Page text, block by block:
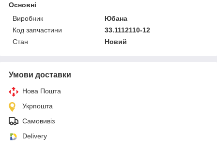
Основні
Виробник
Юбана
Код запчастини
33.1112110-12
Стан
Новий
Умови доставки
Нова Пошта
Укрпошта
Самовивіз
Delivery